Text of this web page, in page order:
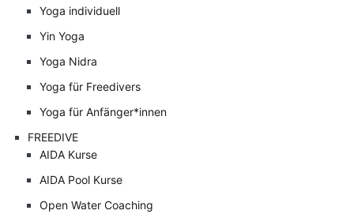
Yoga individuell
Yin Yoga
Yoga Nidra
Yoga für Freedivers
Yoga für Anfänger*innen
FREEDIVE
AIDA Kurse
AIDA Pool Kurse
Open Water Coaching